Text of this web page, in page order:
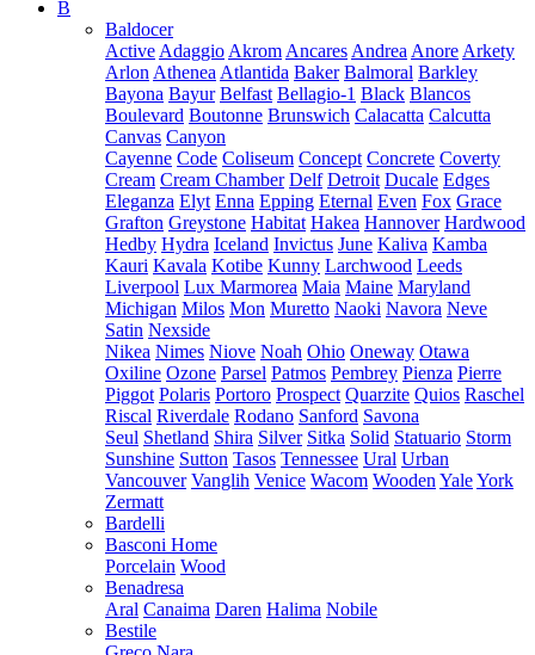
B
Baldocer
Active Adaggio Akrom Ancares Andrea Anore Arkety
Arlon Athenea Atlantida Baker Balmoral Barkley
Bayona Bayur Belfast Bellagio-1 Black Blancos
Boulevard Boutonne Brunswich Calacatta Calcutta
Canvas Canyon
Cayenne Code Coliseum Concept Concrete Coverty
Cream Cream Chamber Delf Detroit Ducale Edges
Eleganza Elyt Enna Epping Eternal Even Fox Grace
Grafton Greystone Habitat Hakea Hannover Hardwood
Hedby Hydra Iceland Invictus June Kaliva Kamba
Kauri Kavala Kotibe Kunny Larchwood Leeds
Liverpool Lux Marmorea Maia Maine Maryland
Michigan Milos Mon Muretto Naoki Navora Neve
Satin Nexside
Nikea Nimes Niove Noah Ohio Oneway Otawa
Oxiline Ozone Parsel Patmos Pembrey Pienza Pierre
Piggot Polaris Portoro Prospect Quarzite Quios Raschel
Riscal Riverdale Rodano Sanford Savona
Seul Shetland Shira Silver Sitka Solid Statuario Storm
Sunshine Sutton Tasos Tennessee Ural Urban
Vancouver Vanglih Venice Wacom Wooden YaleYork
Zermatt
Bardelli
Basconi Home
Porcelain Wood
Benadresa
Aral Canaima Daren Halima Nobile
Bestile